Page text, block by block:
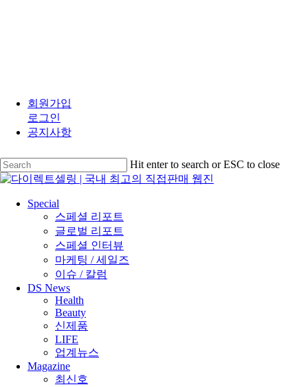
main
content
회원가입
로그인
공지사항
Hit enter to search or ESC to close
Close
search
Menu
Special
스페셜 리포트
글로벌 리포트
스페셜 인터뷰
마케팅 / 세일즈
이슈 / 칼럼
DS News
Health
Beauty
신제품
LIFE
업계뉴스
Magazine
최신호